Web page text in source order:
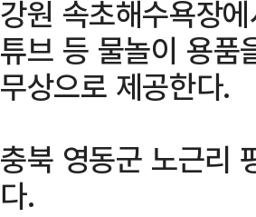
강원 속초해수욕장
튜브 등 물놀이 용품
무상으로 제공한다.
충북 영동군 노근리
다.